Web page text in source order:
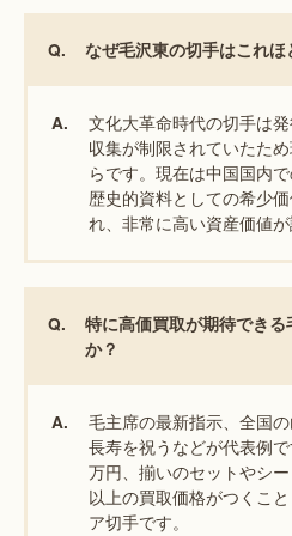
Q. なぜ毛沢東の切手はこれ
A.
文化大革命時代の切手は
収集が制限されていたた
らです。現在は中国国内
歴史的資料としての希少
れ、非常に高い資産価値が
Q.
特に高価買取が期待でき
か？
A.
毛主席の最新指示、全国
長寿を祝うなどが代表例
万円、揃いのセットやシ
以上の買取価格がつくこ
ア切手です。